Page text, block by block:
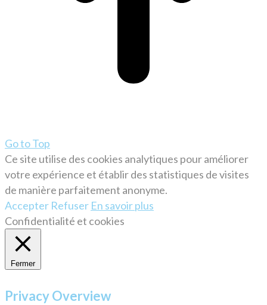
Go to Top
Ce site utilise des cookies analytiques pour améliorer
votre expérience et établir des statistiques de visites
de manière parfaitement anonyme.
Accepter Refuser En savoir plus
Confidentialité et cookies
Fermer
Privacy Overview